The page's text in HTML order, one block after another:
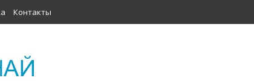
Контакты